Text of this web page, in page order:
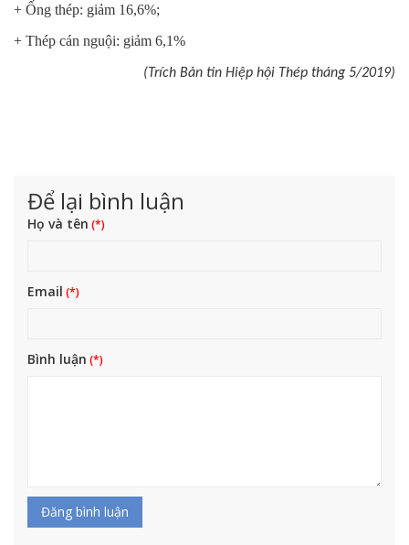
+ Ống thép: giảm 16,6%;
+ Thép cán nguội: giảm 6,1%
(Trích Bản tin Hiệp hội Thép tháng 5/2019)
Để lại bình luận
Họ và tên
Email
Bình luận
Đăng bình luận